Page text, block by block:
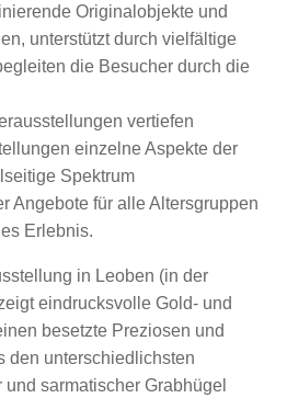
Originalobjekte und
unterstützt durch vielfältige
die Besucher durch die
vertiefen
einzelne Aspekte der
Spektrum
Angebote für alle Altersgruppen
Erlebnis.
in Leoben (in der
eindrucksvolle Gold- und
besetzte Preziosen und
den unterschiedlichsten
sarmatischer Grabhügel